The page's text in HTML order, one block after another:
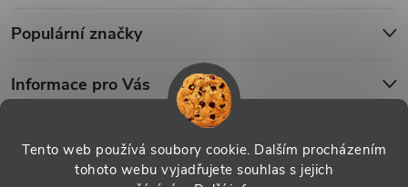
Tento web používá soubory cookie. Dalším procházením
tohoto webu vyjadřujete souhlas s jejich
Populární značky
Informace pro Vás